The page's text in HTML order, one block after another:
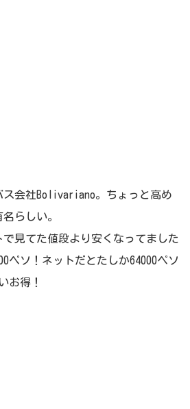
ス会社Bolivariano。ちょっと高め
らしい。
見てた値段より安くなってました
ペソ！ネットだとたしか64000ペソ
お得！